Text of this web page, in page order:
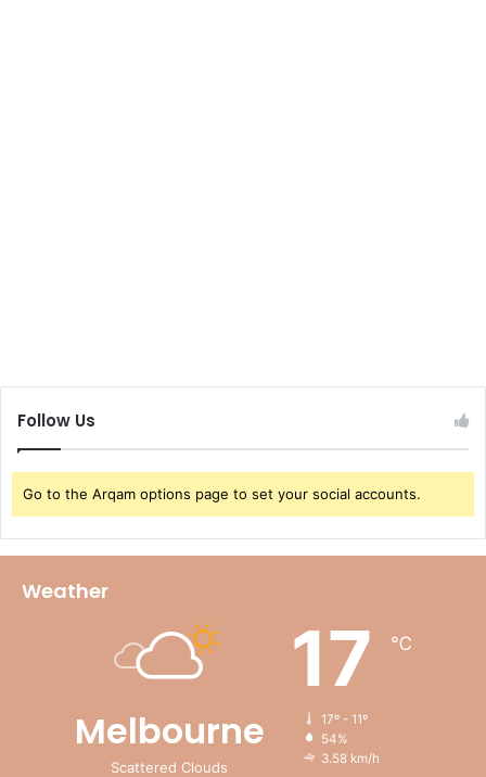
Follow Us
Go to the Arqam options page to set your social accounts.
Weather
Melbourne
Scattered Clouds
17 ℃
17º - 11º
54%
3.58 km/h